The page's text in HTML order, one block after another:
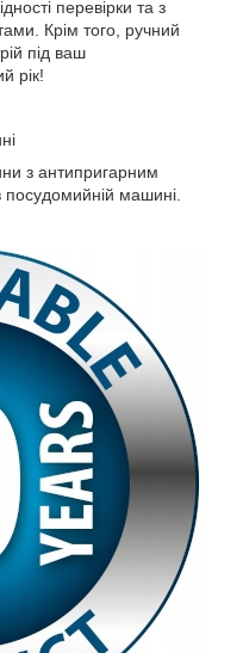
перевірки та з
Крім того, ручний
під ваш
рік!
з антипригарним
машині.